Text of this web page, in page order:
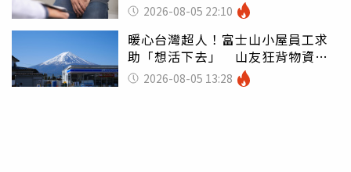
2026-08-05 22:10
暖心台灣超人！富士山小屋員工求
助「想活下去」 山友狂背物資上
山：台灣真的是寶島
2026-08-05 13:28